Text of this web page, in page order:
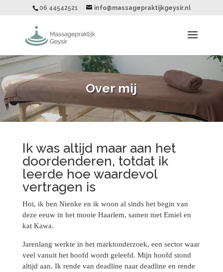
06 44542521 info@massagepraktijkgeysir.nl
Over mij
Ik was altijd maar aan het
doordenderen, totdat ik
leerde hoe waardevol
vertragen is
Hoi, ik ben Nienke en ik woon al sinds het begin van
deze eeuw in het mooie Haarlem, samen met Emiel en
kat Kawa.
Jarenlang werkte in het marktonderzoek, een sector waar
veel vanuit het hoofd wordt geleefd. Mijn hoofd stond
altijd aan. Ik rende van deadline naar deadline en rende